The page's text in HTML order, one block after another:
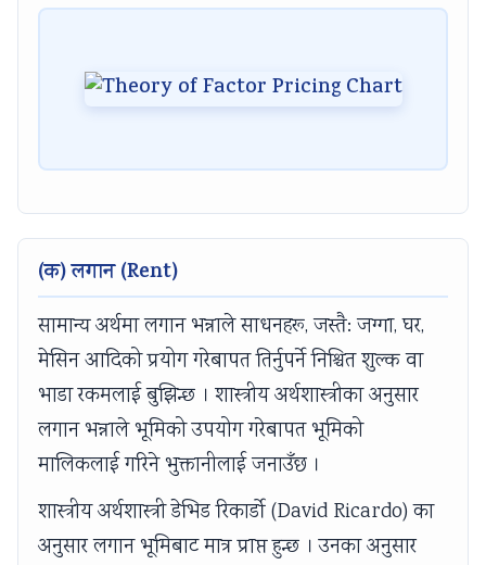
(क) लगान (Rent)
सामान्य अर्थमा लगान भन्नाले साधनहरू, जस्तै: जग्गा, घर,
मेसिन आदिको प्रयोग गरेबापत तिर्नुपर्ने निश्चित शुल्क वा
भाडा रकमलाई बुझिन्छ । शास्त्रीय अर्थशास्त्रीका अनुसार
लगान भन्नाले भूमिको उपयोग गरेबापत भूमिको
मालिकलाई गरिने भुक्तानीलाई जनाउँछ ।
शास्त्रीय अर्थशास्त्री डेभिड रिकार्डो (David Ricardo) का
अनुसार लगान भूमिबाट मात्र प्राप्त हुन्छ । उनका अनुसार